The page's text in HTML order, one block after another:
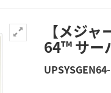
【メジ
64™ サー